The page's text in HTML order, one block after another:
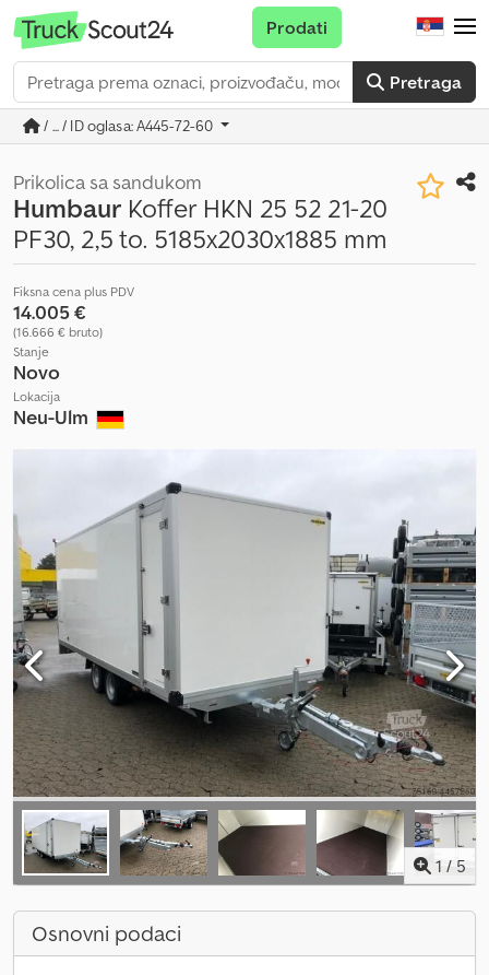
Pretraga
Prodati
/ ... / ID oglasa: A445-72-60
Prikolica sa sandukom
Humbaur Koffer HKN 25 52 21-20
PF30, 2,5 to. 5185x2030x1885 mm
Fiksna cena plus PDV
14.005 €
(16.666 € bruto)
Stanje
Novo
Lokacija
Neu-Ulm
1 / 5
Osnovni podaci